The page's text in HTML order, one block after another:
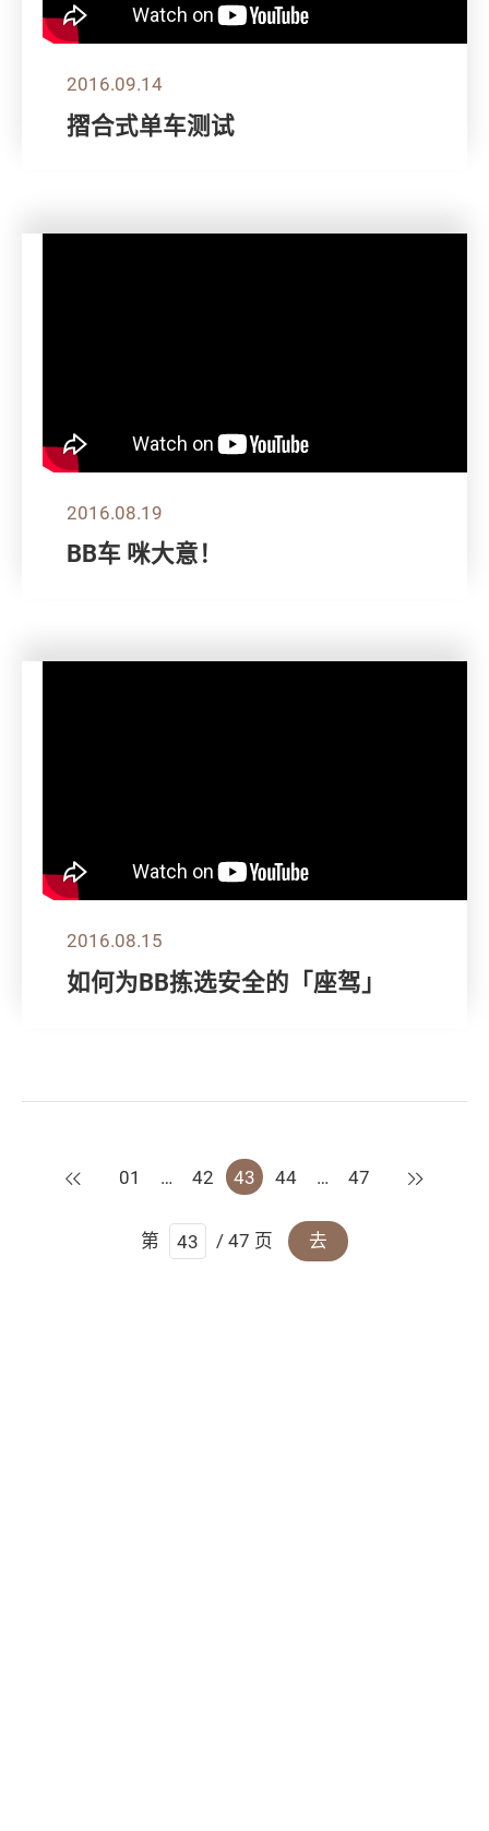
2016.09.14
摺合式单车测试
2016.08.19
BB车 咪大意！
2016.08.15
如何为BB拣选安全的「座驾」
上一页
01 … 42 43 44 … 47 下一页
第 / 47 页 去